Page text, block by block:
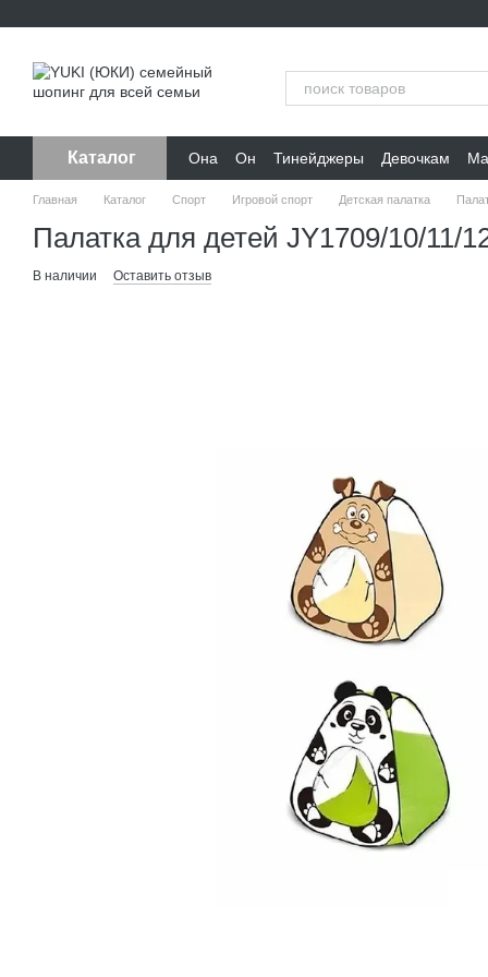
Каталог Она Он Тинейджеры Девочкам
Главная Каталог Спорт Игровой спорт Детская палатка
Палатка для детей JY1709/10/11/
В наличии Оставить отзыв